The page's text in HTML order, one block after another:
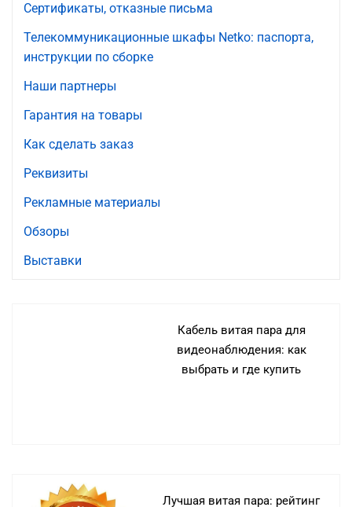
Сертификаты, отказные письма
Телекоммуникационные шкафы Netko: паспорта,
инструкции по сборке
Наши партнеры
Гарантия на товары
Как сделать заказ
Реквизиты
Рекламные материалы
Обзоры
Выставки
Кабель витая пара для
видеонаблюдения: как
выбрать и где купить
Лучшая витая пара: рейтинг